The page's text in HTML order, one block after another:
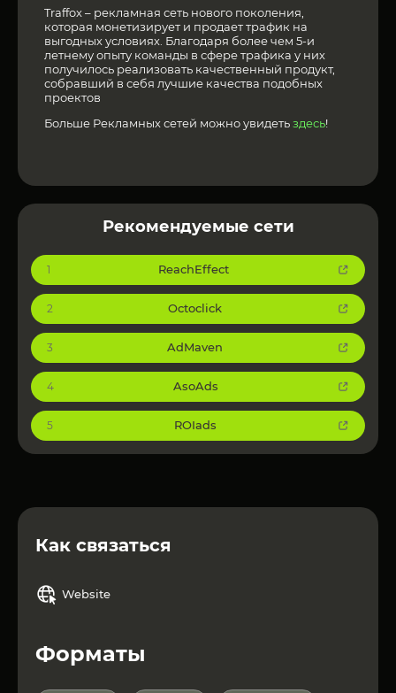
Traffox – рекламная сеть нового поколения,
которая монетизирует и продает трафик на
выгодных условиях. Благодаря более чем 5-и
летнему опыту команды в сфере трафика у них
получилось реализовать качественный продукт,
собравший в себя лучшие качества подобных
проектов
Больше Рекламных сетей можно увидетьздесь!
Рекомендуемые сети
1 ReachEffect
2 Octoclick
3 AdMaven
4 AsoAds
5 ROIads
Как связаться
Website
Форматы